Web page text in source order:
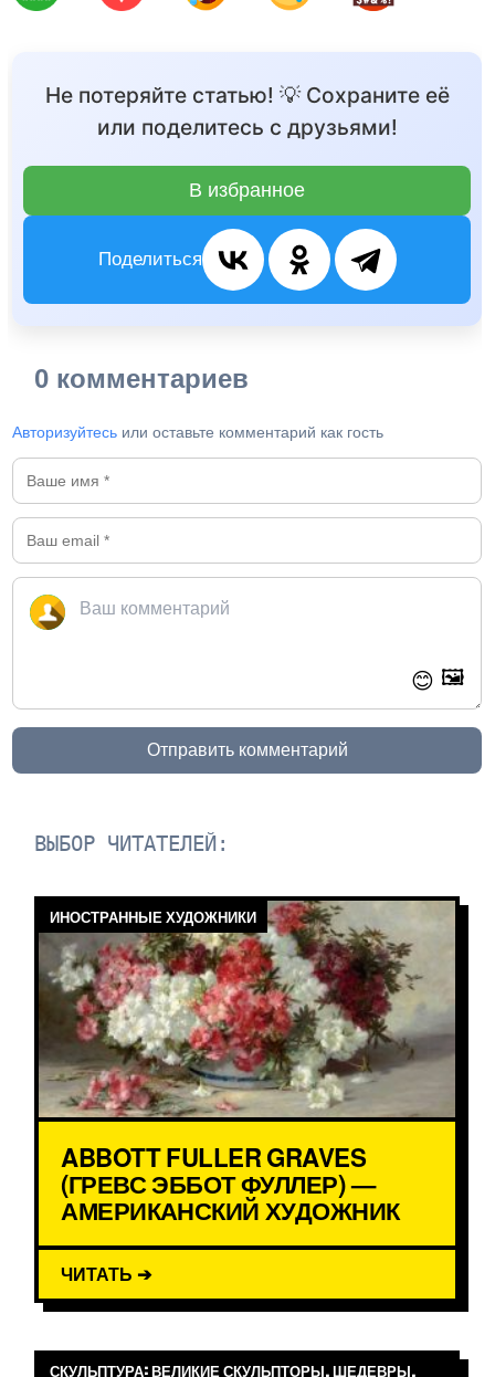
Не потеряйте статью! 💡 Сохраните её
или поделитесь с друзьями!
В избранное
Поделиться
0 комментариев
Авторизуйтесь или оставьте комментарий как гость
😊 🖼️
Отправить комментарий
ВЫБОР ЧИТАТЕЛЕЙ:
ИНОСТРАННЫЕ ХУДОЖНИКИ
ABBOTT FULLER GRAVES
(ГРЕВС ЭББОТ ФУЛЛЕР) —
АМЕРИКАНСКИЙ ХУДОЖНИК
ЧИТАТЬ ➔
СКУЛЬПТУРА: ВЕЛИКИЕ СКУЛЬПТОРЫ, ШЕДЕВРЫ,